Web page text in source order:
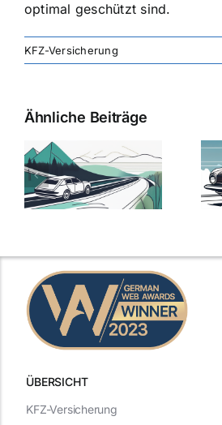
optimal geschützt sind.
KFZ-Versicherung
Ähnliche Beiträge
Versicherung:
Günstige Kfz-
Versicherungstarife
mit Top-
ÜBERSICHT
KFZ-Versicherung